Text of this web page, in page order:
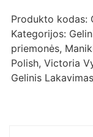
Produkto kodas:
Kategorijos:
priemonės,
Polish, Victoria
Gelinis Lakavimas